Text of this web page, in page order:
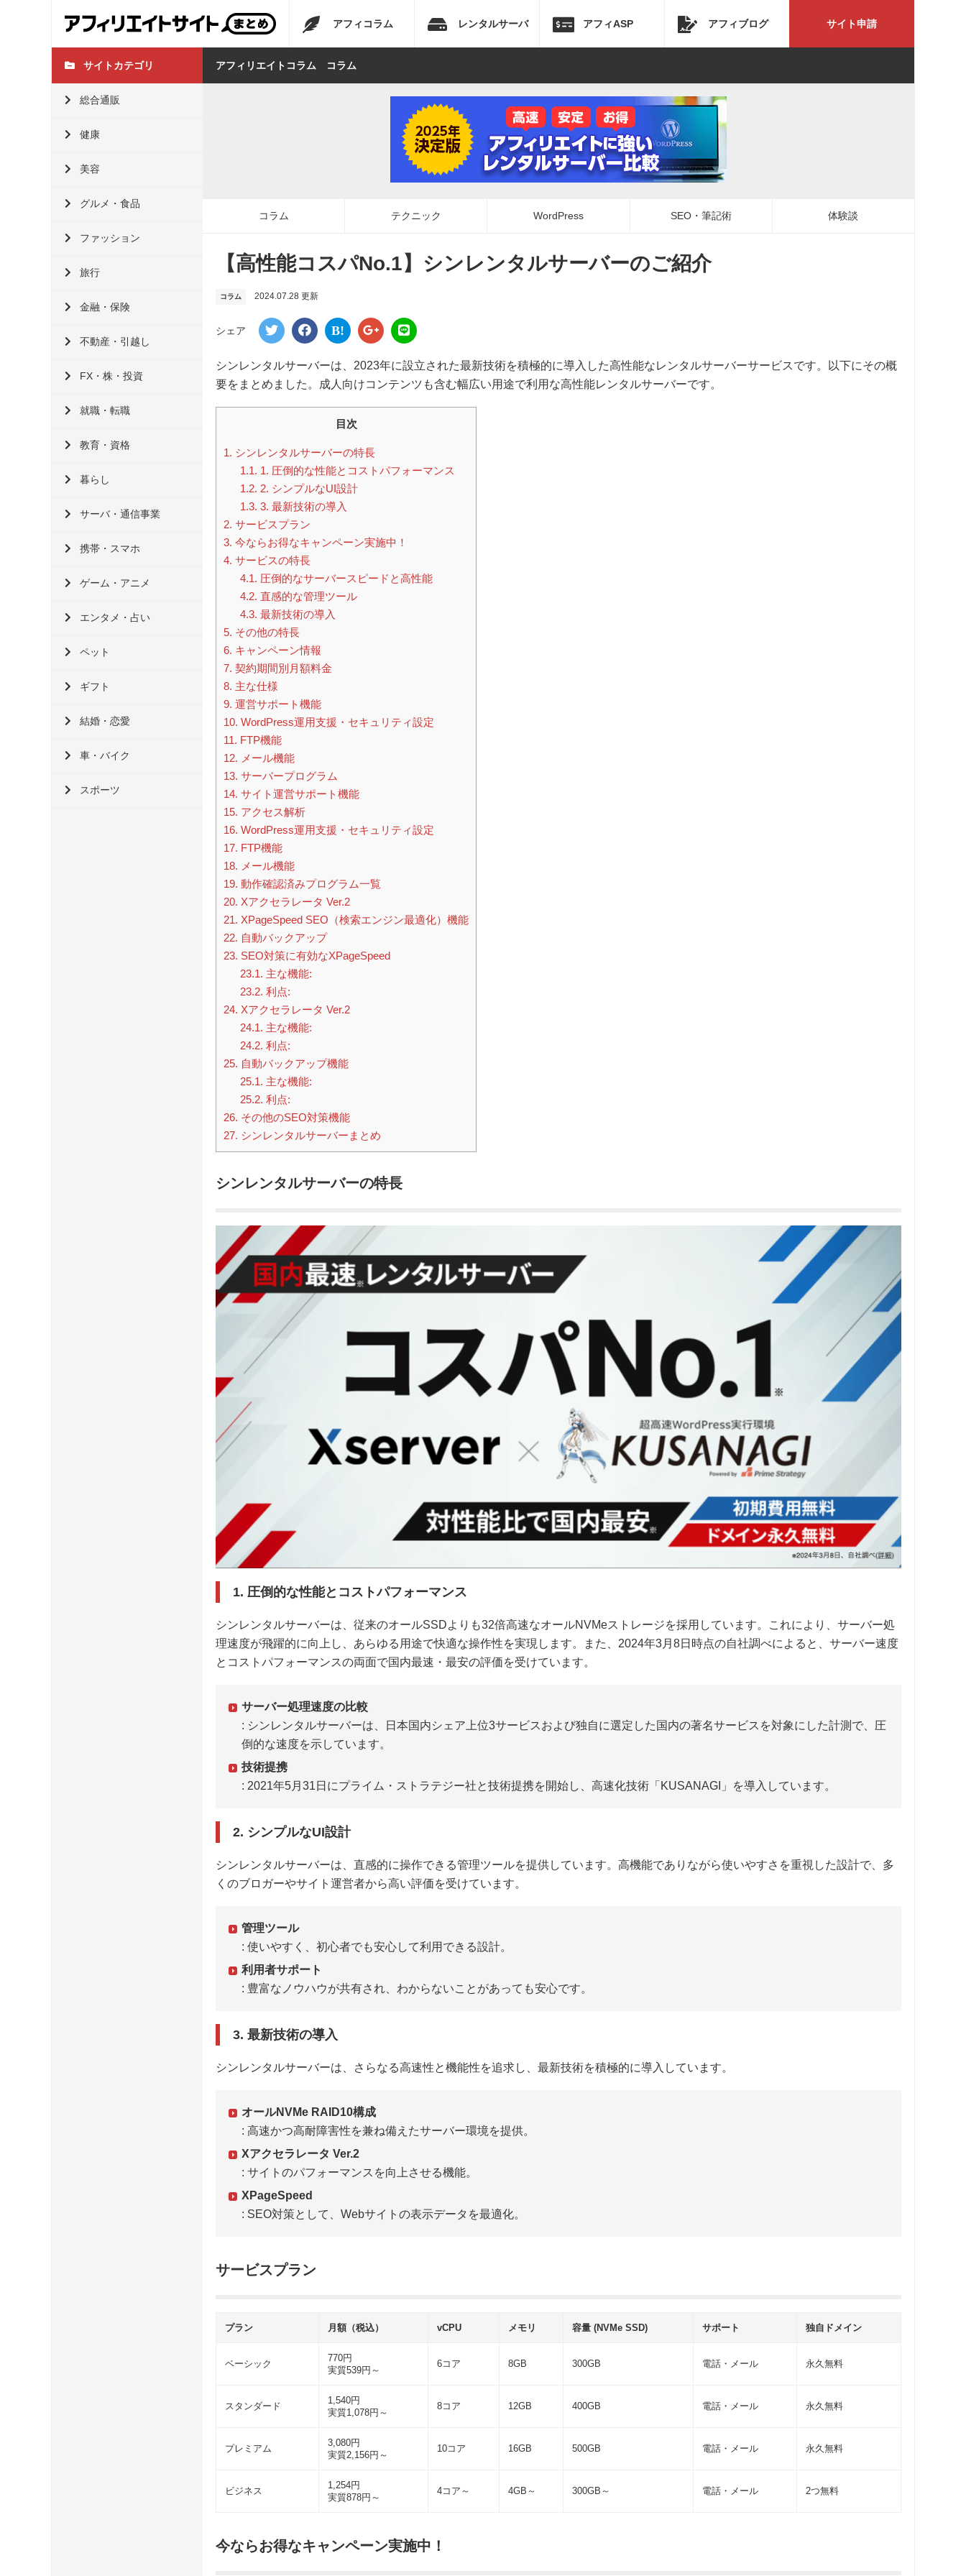
アフィコラム レンタルサーバ アフィASP アフィブログ サイト申請
サイトカテゴリ
総合通販
健康
美容
グルメ・食品
ファッション
旅行
金融・保険
不動産・引越し
FX・株・投資
就職・転職
教育・資格
暮らし
サーバ・通信事業
携帯・スマホ
ゲーム・アニメ
エンタメ・占い
ペット
ギフト
結婚・恋愛
車・バイク
スポーツ
アフィリエイトコラム コラム
コラム テクニック WordPress SEO・筆記術 体験談
【高性能コスパNo.1】シンレンタルサーバーのご紹介
コラム 2024.07.28 更新
シェア B!
シンレンタルサーバーは、2023年に設立された最新技術を積極的に導入した高性能なレンタルサーバーサービスです。以下にその概
要をまとめました。成人向けコンテンツも含む幅広い用途で利用な高性能レンタルサーバーです。
目次
1. シンレンタルサーバーの特長
1.1. 1. 圧倒的な性能とコストパフォーマンス
1.2. 2. シンプルなUI設計
1.3. 3. 最新技術の導入
2. サービスプラン
3. 今ならお得なキャンペーン実施中！
4. サービスの特長
4.1. 圧倒的なサーバースピードと高性能
4.2. 直感的な管理ツール
4.3. 最新技術の導入
5. その他の特長
6. キャンペーン情報
7. 契約期間別月額料金
8. 主な仕様
9. 運営サポート機能
10. WordPress運用支援・セキュリティ設定
11. FTP機能
12. メール機能
13. サーバープログラム
14. サイト運営サポート機能
15. アクセス解析
16. WordPress運用支援・セキュリティ設定
17. FTP機能
18. メール機能
19. 動作確認済みプログラム一覧
20. Xアクセラレータ Ver.2
21. XPageSpeed SEO（検索エンジン最適化）機能
22. 自動バックアップ
23. SEO対策に有効なXPageSpeed
23.1. 主な機能:
23.2. 利点:
24. Xアクセラレータ Ver.2
24.1. 主な機能:
24.2. 利点:
25. 自動バックアップ機能
25.1. 主な機能:
25.2. 利点:
26. その他のSEO対策機能
27. シンレンタルサーバーまとめ
シンレンタルサーバーの特長
1. 圧倒的な性能とコストパフォーマンス
シンレンタルサーバーは、従来のオールSSDよりも32倍高速なオールNVMeストレージを採用しています。これにより、サーバー処
理速度が飛躍的に向上し、あらゆる用途で快適な操作性を実現します。また、2024年3月8日時点の自社調べによると、サーバー速度
とコストパフォーマンスの両面で国内最速・最安の評価を受けています。
サーバー処理速度の比較
: シンレンタルサーバーは、日本国内シェア上位3サービスおよび独自に選定した国内の著名サービスを対象にした計測で、圧
倒的な速度を示しています。
技術提携
: 2021年5月31日にプライム・ストラテジー社と技術提携を開始し、高速化技術「KUSANAGI」を導入しています。
2. シンプルなUI設計
シンレンタルサーバーは、直感的に操作できる管理ツールを提供しています。高機能でありながら使いやすさを重視した設計で、多
くのブロガーやサイト運営者から高い評価を受けています。
管理ツール
: 使いやすく、初心者でも安心して利用できる設計。
利用者サポート
: 豊富なノウハウが共有され、わからないことがあっても安心です。
3. 最新技術の導入
シンレンタルサーバーは、さらなる高速性と機能性を追求し、最新技術を積極的に導入しています。
オールNVMe RAID10構成
: 高速かつ高耐障害性を兼ね備えたサーバー環境を提供。
Xアクセラレータ Ver.2
: サイトのパフォーマンスを向上させる機能。
XPageSpeed
: SEO対策として、Webサイトの表示データを最適化。
サービスプラン
プラン 月額（税込） vCPU メモリ 容量 (NVMe SSD) サポート 独自ドメイン
ベーシック
770円
実質539円～
6コア 8GB 300GB 電話・メール 永久無料
スタンダード
1,540円
実質1,078円～
8コア 12GB 400GB 電話・メール 永久無料
プレミアム
3,080円
実質2,156円～
10コア 16GB 500GB 電話・メール 永久無料
ビジネス
1,254円
実質878円～
4コア～ 4GB～ 300GB～ 電話・メール 2つ無料
今ならお得なキャンペーン実施中！